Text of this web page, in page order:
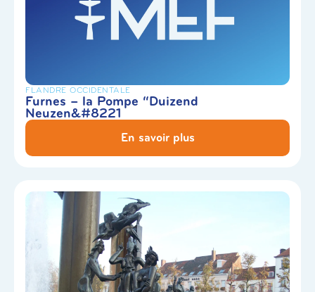
FLANDRE OCCIDENTALE
Furnes – la Pompe “Duizend
Neuzen&#8221
En savoir plus